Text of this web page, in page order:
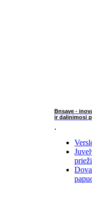
Bnsave -
ir dalinimosi